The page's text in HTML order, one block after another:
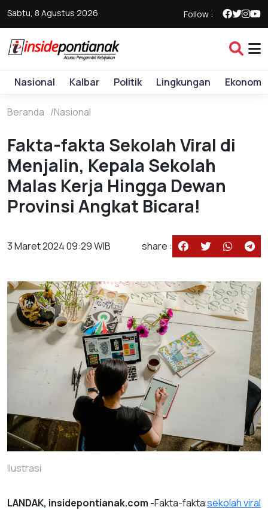
Sabtu, 8 Agustus 2026 Follow :
Nasional Kalbar Politik Lingkungan Ekonomi
Beranda Nasional
Fakta-fakta Sekolah Viral di
Menjalin, Kepala Sekolah
Malas Kerja Hingga Dewan
Provinsi Angkat Bicara!
3 Maret 2024 09:29 WIB share :
Ilustrasi
LANDAK, insidepontianak.com -Fakta-faktasekolah viral